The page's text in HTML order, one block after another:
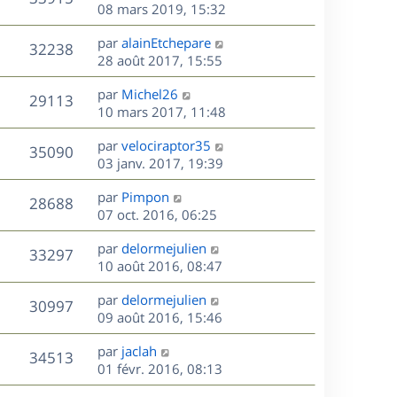
e
s
a
g
e
m
e
s
s
a
g
e
s
i
e
r
m
e
s
s
a
g
e
u
e
s
e
r
n
i
e
r
m
e
s
s
a
g
e
08 mars 2019, 15:32
32238V
u
e
s
D
e
r
n
i
e
r
m
e
s
s
a
g
e
par alainEtchepare
28 août 2017, 15:55
29113V
u
s
D
e
r
n
i
e
r
m
e
s
s
a
g
e
par Michel26
10 mars 2017, 11:48
35090V
u
e
s
D
e
r
n
i
e
r
m
e
s
s
a
g
e
par velociraptor35
03 janv. 2017, 19:39
28688V
u
s
D
e
r
n
i
e
r
m
e
s
s
a
par Pimpon
07 oct. 2016, 06:25
33297V
u
s
D
e
r
n
i
e
r
m
e
par delormejulien
10 août 2016, 08:47
30997V
u
e
D
e
r
n
i
e
par delormejulien
09 août 2016, 15:46
34513V
u
D
e
r
par jaclah
01 févr. 2016, 08:13